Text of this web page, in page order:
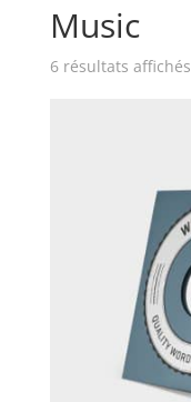
Music
6 résultats affichés